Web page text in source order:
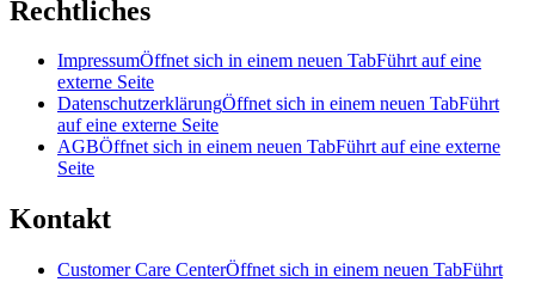
Rechtliches
ImpressumÖffnet sich in einem neuen TabFührt auf eine
externe Seite
DatenschutzerklärungÖffnet sich in einem neuen TabFührt
auf eine externe Seite
AGBÖffnet sich in einem neuen TabFührt auf eine externe
Seite
Kontakt
Customer Care CenterÖffnet sich in einem neuen TabFührt